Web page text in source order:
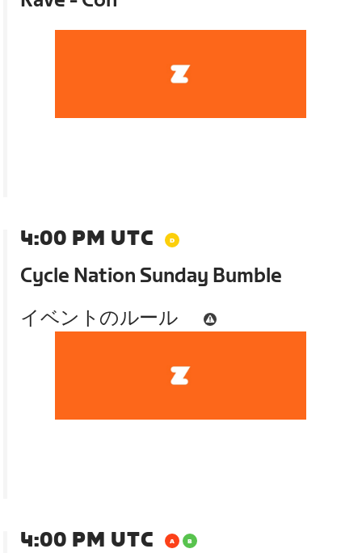
4:00 PM UTC
Cycle Nation Sunday Bumble
イベントのルール
4:00 PM UTC